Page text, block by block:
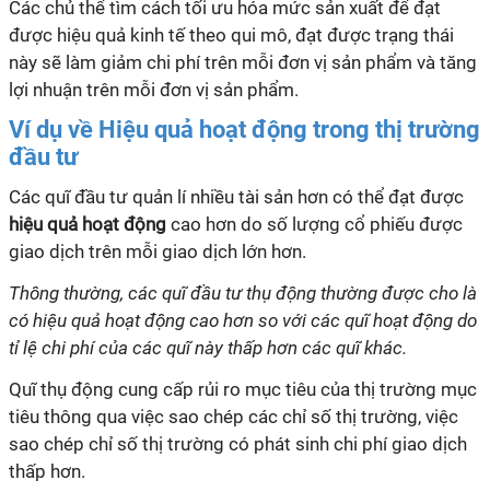
Các chủ thể tìm cách tối ưu hóa mức sản xuất để đạt
được hiệu quả kinh tế theo qui mô, đạt được trạng thái
này sẽ làm giảm chi phí trên mỗi đơn vị sản phẩm và tăng
lợi nhuận trên mỗi đơn vị sản phẩm.
Ví dụ về Hiệu quả hoạt động trong thị trường
đầu tư
Các quĩ đầu tư quản lí nhiều tài sản hơn có thể đạt được
hiệu quả hoạt động cao hơn do số lượng cổ phiếu được
giao dịch trên mỗi giao dịch lớn hơn.
Thông thường, các quĩ đầu tư thụ động thường được cho là
có hiệu quả hoạt động cao hơn so với các quĩ hoạt động do
tỉ lệ chi phí của các quĩ này thấp hơn các quĩ khác.
Quĩ thụ động cung cấp rủi ro mục tiêu của thị trường mục
tiêu thông qua việc sao chép các chỉ số thị trường, việc
sao chép chỉ số thị trường có phát sinh chi phí giao dịch
thấp hơn.